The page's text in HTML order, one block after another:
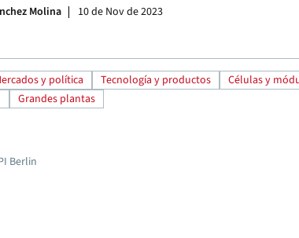
Molina 10 de Nov de 2023
y política Tecnología y productos
Células y
Grandes plantas
Berlin